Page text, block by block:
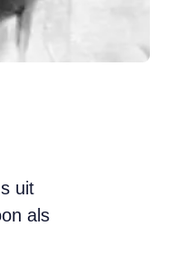
uit
als